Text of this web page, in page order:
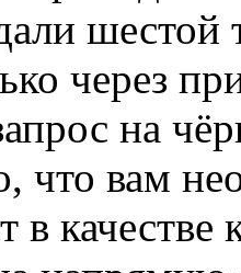
через
на
что вам
в